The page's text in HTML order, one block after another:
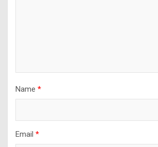
Name *
Email *